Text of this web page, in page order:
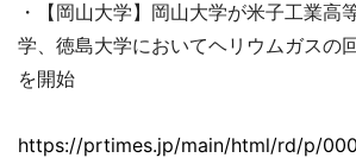
・【岡山大学】岡山大学が米子工業高
学、徳島大学においてヘリウムガスの
を開始
https://prtimes.jp/main/html/rd/p/